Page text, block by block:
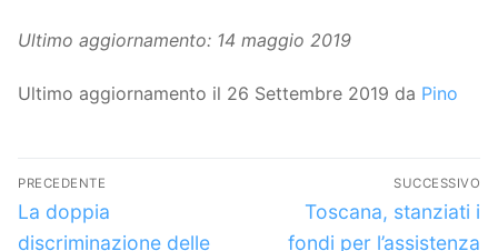
Ultimo aggiornamento: 14 maggio 2019
Ultimo aggiornamento il 26 Settembre 2019 da Pino
Navigazione
articoli
PRECEDENTE
Articolo
precedente:
La doppia
discriminazione delle
SUCCESSIVO
Articolo
successivo:
Toscana, stanziati i
fondi per l’assistenza